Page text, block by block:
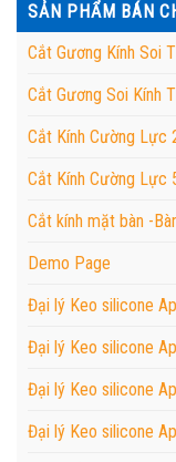
SẢN PHẨM BÁN
Cắt Gương Kính Soi
Cắt Gương Soi Kính
Cắt Kính Cường Lực
Cắt Kính Cường Lực
Cắt kính mặt bàn -
Demo Page
Đại lý Keo silicone
Đại lý Keo silicone
Đại lý Keo silicone
Đại lý Keo silicone